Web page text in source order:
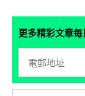
更多精彩文章